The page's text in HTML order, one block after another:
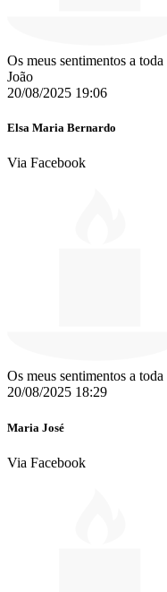
Os meus sentimentos a
João
20/08/2025 19:06
Elsa Maria Bernardo
Via Facebook
Os meus sentimentos a
20/08/2025 18:29
Maria José
Via Facebook